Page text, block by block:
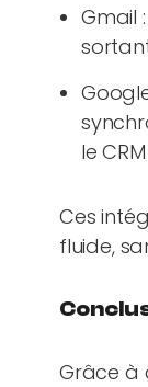
Gmail
le CRM
Ces
fluide,
Grâce à